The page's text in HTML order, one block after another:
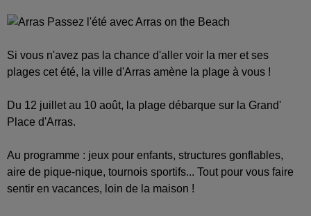
Si vous n'avez pas la chance d'aller voir la mer et ses
plages cet été, la ville d'Arras amène la plage à vous !
Du 12 juillet au 10 août, la plage débarque sur la Grand'
Place d'Arras.
Au programme : jeux pour enfants, structures gonflables,
aire de pique-nique, tournois sportifs... Tout pour vous faire
sentir en vacances, loin de la maison !